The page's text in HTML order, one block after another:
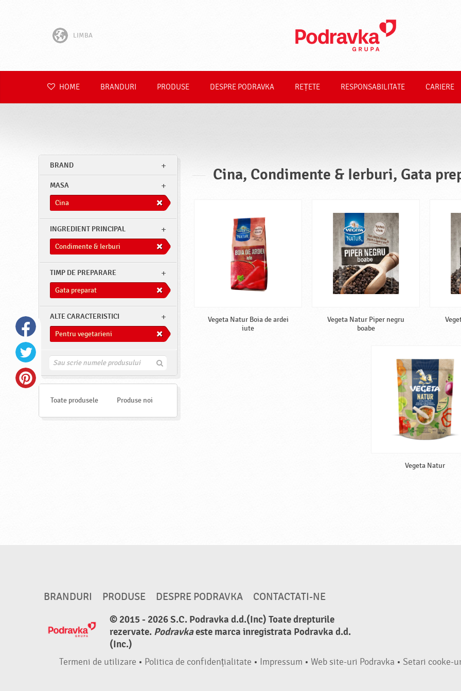
LIMBA
Hrvatski
Polski
Deutsch
HOME BRANDURI PRODUSE DESPRE PODRAVKA REȚETE RESPONSABILITATE CARIERE
BRAND
MASA
Cina
INGREDIENT PRINCIPAL
Condimente & Ierburi
TIMP DE PREPARARE
Gata preparat
ALTE CARACTERISTICI
Pentru vegetarieni
G
e
Toate produsele Produse noi
Cina, Condimente & Ierburi, Gata
Vegeta Natur Boia de ardei
iute
Vegeta Natur Piper negru
boabe
Vegeta Natur
BRANDURI PRODUSE DESPRE PODRAVKA
CONTACTATI-NE
© 2015 - 2026 S.C. Podravka d.d.(Inc) Toate drepturile
rezervate. Podravkaeste marca inregistrata Podravka d.d.
(Inc.)
Termeni de utilizare • Politica de confidențialitate • Impressum • Web site-uri Podravka • Setari cooke-